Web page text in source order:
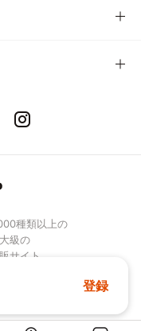
種類以上の
級の
サイト
登録